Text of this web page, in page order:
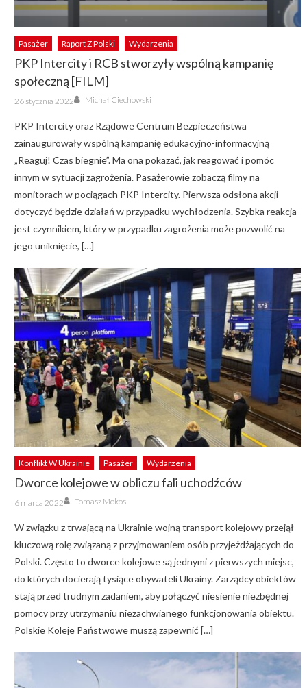
Pasażer Raport Z Polski Wydarzenia
PKP Intercity i RCB stworzyły wspólną kampanię
społeczną [FILM]
Posted
on
26 stycznia 2022 Author
Michał Ciechowski
PKP Intercity oraz Rządowe Centrum Bezpieczeństwa
zainaugurowały wspólną kampanię edukacyjno-informacyjną
„Reaguj! Czas biegnie”. Ma ona pokazać, jak reagować i pomóc
innym w sytuacji zagrożenia. Pasażerowie zobaczą filmy na
monitorach w pociągach PKP Intercity. Pierwsza odsłona akcji
dotyczyć będzie działań w przypadku wychłodzenia. Szybka reakcja
jest czynnikiem, który w przypadku zagrożenia może pozwolić na
jego uniknięcie, […]
Konflikt W Ukrainie Pasażer Wydarzenia
Dworce kolejowe w obliczu fali uchodźców
Posted
on
6 marca 2022 Author
Tomasz Mokos
W związku z trwającą na Ukrainie wojną transport kolejowy przejął
kluczową rolę związaną z przyjmowaniem osób przyjeżdżających do
Polski. Często to dworce kolejowe są jednymi z pierwszych miejsc,
do których docierają tysiące obywateli Ukrainy. Zarządcy obiektów
stają przed trudnym zadaniem, aby połączyć niesienie niezbędnej
pomocy przy utrzymaniu niezachwianego funkcjonowania obiektu.
Polskie Koleje Państwowe muszą zapewnić […]